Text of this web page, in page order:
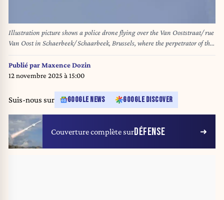
Illustration picture shows a police drone flying over the Van Ooststraat/ rue
Van Oost in Schaerbeek/ Schaarbeek, Brussels, where the perpetrator of the
attack in Brussels was shot dead during a police intervention in a cafe,
Tuesday 17 October 2023. Yesterday evening, two people were killed during
a shooting incident in the Ieperlaan - Boulevard d'Ypres, Brussels. The
national soccer team's match against Belgium's Red Devils. BELGA
PHOTO JAMES ARTHUR GEKIERE
Publié parMaxence Dozin
12 novembre 2025 à 15:00
Suis-nous sur GOOGLE NEWS GOOGLE DISCOVER
Couverture complète surDÉFENSE